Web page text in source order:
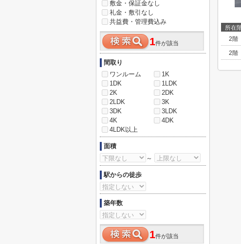
所在
2階
2階
敷金・保証金なし
礼金・敷引なし
共益費・管理費込み
1件が該当
間取り
ワンルーム
1K
1DK
1LDK
2K
2DK
2LDK
3K
3DK
3LDK
4K
4DK
4LDK以上
面積
～
駅からの徒歩
築年数
1件が該当